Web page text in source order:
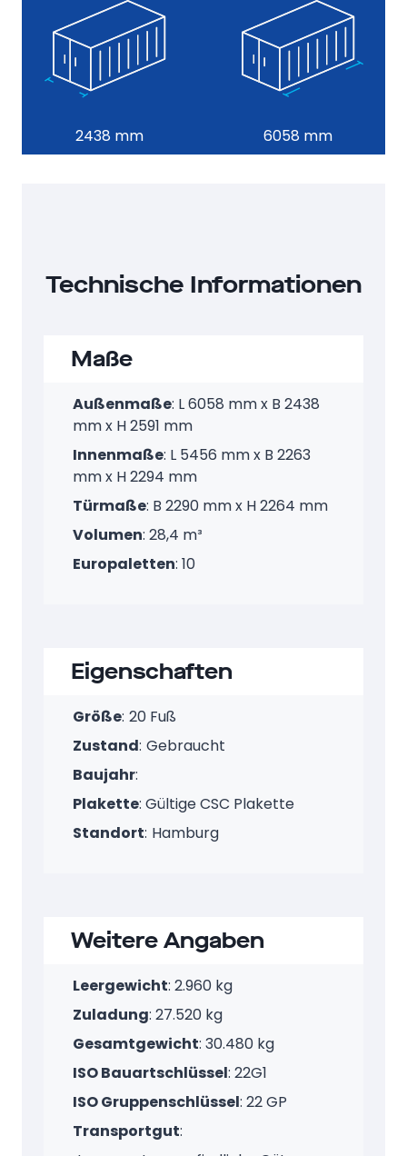
2438 mm 6058 mm
Technische Informationen
Maße
Außenmaße: L 6058 mm x B 2438
mm x H 2591 mm
Innenmaße: L 5456 mm x B 2263
mm x H 2294 mm
Türmaße: B 2290 mm x H 2264 mm
Volumen: 28,4 m³
Europaletten: 10
Eigenschaften
Größe: 20 Fuß
Zustand: Gebraucht
Baujahr:
Plakette: Gültige CSC Plakette
Standort: Hamburg
Weitere Angaben
Leergewicht: 2.960 kg
Zuladung: 27.520 kg
Gesamtgewicht: 30.480 kg
ISO Bauartschlüssel: 22G1
ISO Gruppenschlüssel: 22 GP
Transportgut: